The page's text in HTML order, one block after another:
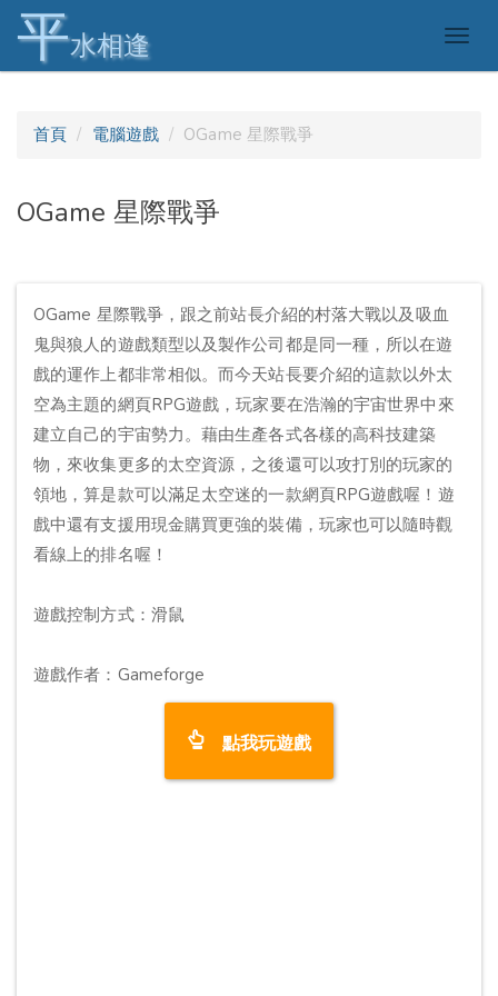
平水相逢
首頁 電腦遊戲 OGame 星際戰爭
OGame 星際戰爭
OGame 星際戰爭，跟之前站長介紹的村落大戰以及吸血
鬼與狼人的遊戲類型以及製作公司都是同一種，所以在遊
戲的運作上都非常相似。而今天站長要介紹的這款以外太
空為主題的網頁RPG遊戲，玩家要在浩瀚的宇宙世界中來
建立自己的宇宙勢力。藉由生產各式各樣的高科技建築
物，來收集更多的太空資源，之後還可以攻打別的玩家的
領地，算是款可以滿足太空迷的一款網頁RPG遊戲喔！遊
戲中還有支援用現金購買更強的裝備，玩家也可以隨時觀
看線上的排名喔！
遊戲控制方式：滑鼠
遊戲作者：Gameforge
點我玩遊戲